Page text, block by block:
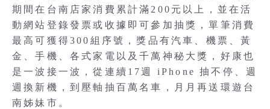
期間在台南店家消費累計滿200元以上，並在活
動網站登錄發票或收據即可參加抽獎，單筆消費
最高可獲得300組序號，獎品有汽車、機票、黃
金、手機、各式家電以及千萬神秘大獎，好康也
是一波接一波，從連續17週 iPhone 抽不停、週
週換新機，到壓軸抽百萬名車，月月再送環遊台
南姊妹市。